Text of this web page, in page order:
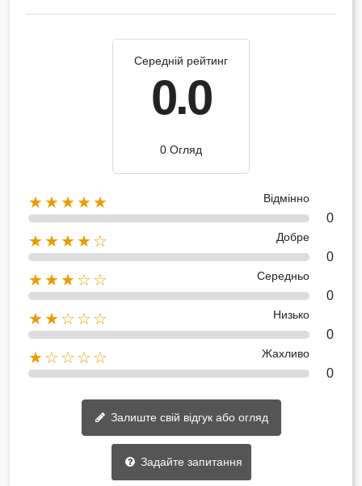
Середній рейтинг
0.0
0 Огляд
★★★★★ Відмінно
0
★★★★☆ Добре
0
★★★☆☆ Середньо
0
★★☆☆☆ Низько
0
★☆☆☆☆ Жахливо
0
Залиште свій відгук або огляд
Задайте запитання